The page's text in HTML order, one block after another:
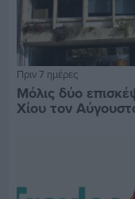
Πριν 7 ημέρες
Μόλις δύο
Χίου τον